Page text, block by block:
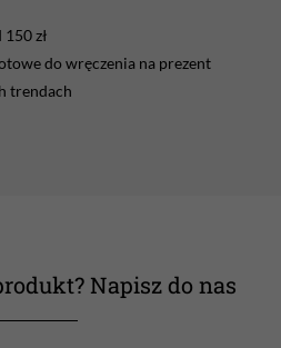
zł
do wręczenia na prezent
trendach
Napisz do nas